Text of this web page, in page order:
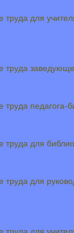
труда для
труда
труда педагога-
труда для
труда для